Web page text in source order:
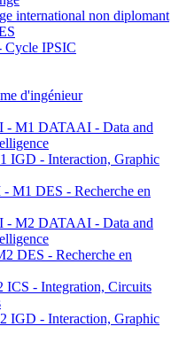
international non diplomant
Cycle IPSIC
d'ingénieur
M1 DATAAI - Data and
IGD - Interaction, Graphic
M1 DES - Recherche en
M2 DATAAI - Data and
DES - Recherche en
ICS - Integration, Circuits
IGD - Interaction, Graphic